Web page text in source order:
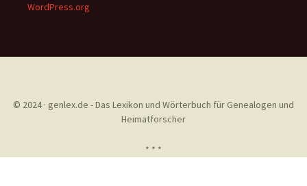
WordPress.org
© 2024 · genlex.de - Das Lexikon und Wörterbuch für Genealogen und
Heimatforscher
* * *